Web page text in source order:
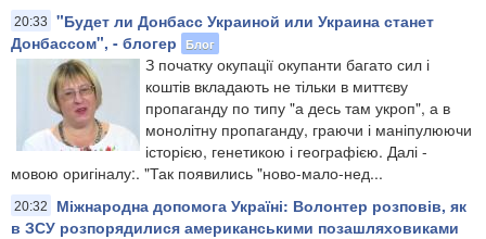
20:33
"Будет ли Донбасс Украиной или Украина станет
Донбассом", - блогер
Блог
З початку окупації окупанти багато сил і
коштів вкладають не тільки в миттєву
пропаганду по типу "а десь там укроп", а в
монолітну пропаганду, граючи і маніпулюючи
історією, генетикою і географією. Далі -
мовою оригіналу:. "Так появились "ново-мало-нед...
20:32
Міжнародна допомога Україні: Волонтер розповів, як
в ЗСУ розпорядилися американськими позашляховиками